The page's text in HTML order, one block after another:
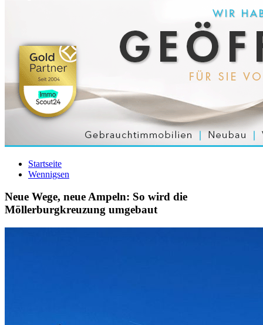
Startseite
Wennigsen
Neue Wege, neue Ampeln: So wird die
Möllerburgkreuzung umgebaut